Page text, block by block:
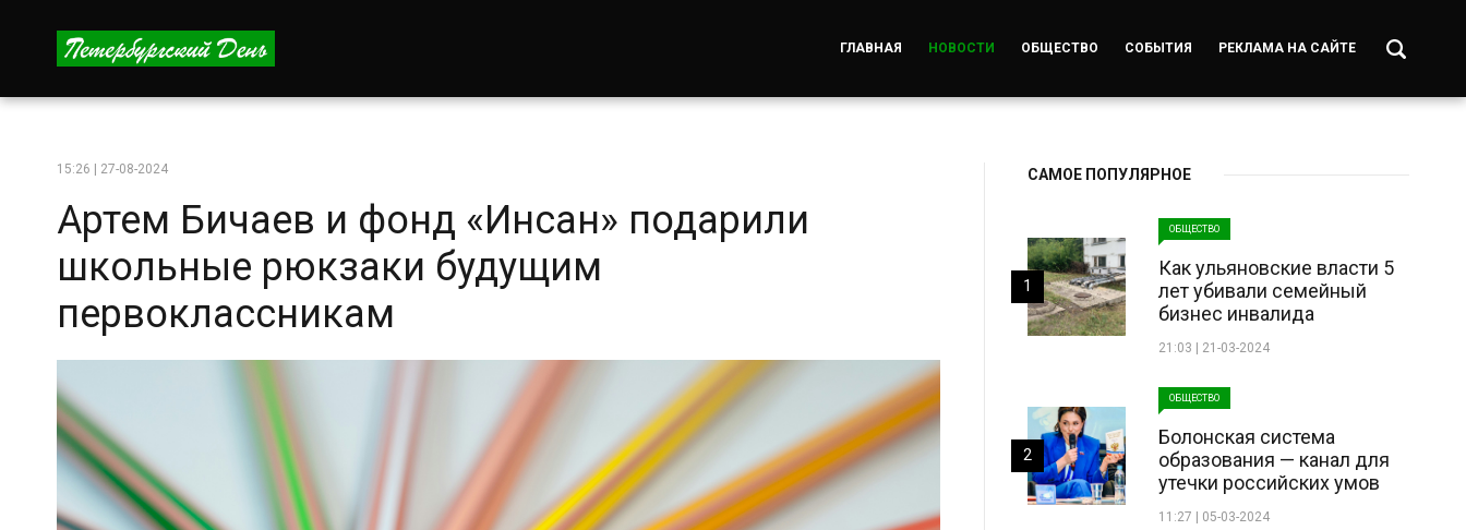
ГЛАВНАЯ НОВОСТИ ОБЩЕСТВО СОБЫТИЯ РЕКЛАМА НА САЙТЕ
15:26 | 27-08-2024
Артем Бичаев и фонд «Инсан» подарили
школьные рюкзаки будущим
первоклассникам
САМОЕ ПОПУЛЯРНОЕ
ОБЩЕСТВО
Как ульяновские власти 5
лет убивали семейный
бизнес инвалида
21:03 | 21-03-2024
1
ОБЩЕСТВО
Болонская система
образования — канал для
утечки российских умов
11:27 | 05-03-2024
2